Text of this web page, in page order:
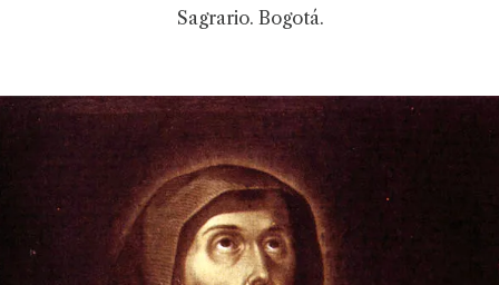
Sagrario. Bogotá.